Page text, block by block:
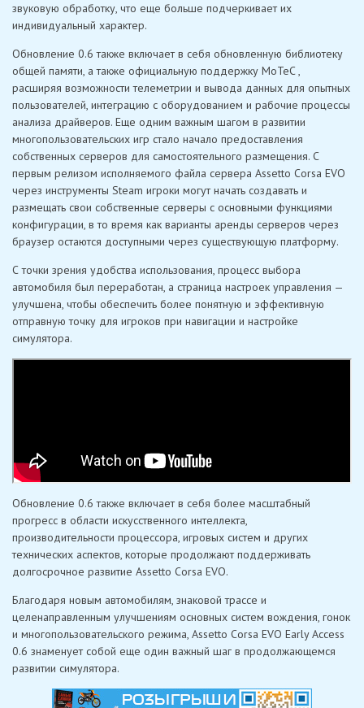
звуковую обработку, что еще больше подчеркивает их
индивидуальный характер.
Обновление 0.6 также включает в себя обновленную библиотеку
общей памяти, а также официальную поддержку MoTeC ,
расширяя возможности телеметрии и вывода данных для опытных
пользователей, интеграцию с оборудованием и рабочие процессы
анализа драйверов. Еще одним важным шагом в развитии
многопользовательских игр стало начало предоставления
собственных серверов для самостоятельного размещения. С
первым релизом исполняемого файла сервера Assetto Corsa EVO
через инструменты Steam игроки могут начать создавать и
размещать свои собственные серверы с основными функциями
конфигурации, в то время как варианты аренды серверов через
браузер остаются доступными через существующую платформу.
С точки зрения удобства использования, процесс выбора
автомобиля был переработан, а страница настроек управления —
улучшена, чтобы обеспечить более понятную и эффективную
отправную точку для игроков при навигации и настройке
симулятора.
Обновление 0.6 также включает в себя более масштабный
прогресс в области искусственного интеллекта,
производительности процессора, игровых систем и других
технических аспектов, которые продолжают поддерживать
долгосрочное развитие Assetto Corsa EVO.
Благодаря новым автомобилям, знаковой трассе и
целенаправленным улучшениям основных систем вождения, гонок
и многопользовательского режима, Assetto Corsa EVO Early Access
0.6 знаменует собой еще один важный шаг в продолжающемся
развитии симулятора.